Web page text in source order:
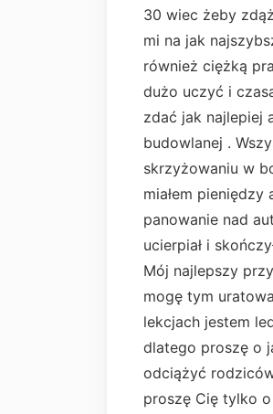
30 wiec żeby
mi na jak
również ciężką
dużo uczyć i
zdać jak najlepiej
budowlanej .
skrzyżowaniu w
miałem
panowanie nad
ucierpiał i
Mój najlepszy
mogę tym
lekcjach jestem
dlatego proszę o
odciążyć
proszę Cię tylko